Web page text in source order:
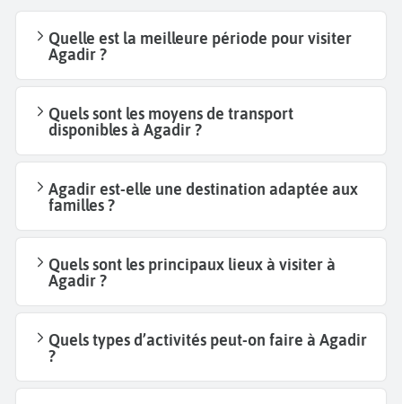
Quelle est la meilleure période pour visiter
Agadir ?
Quels sont les moyens de transport
disponibles à Agadir ?
Agadir est-elle une destination adaptée aux
familles ?
Quels sont les principaux lieux à visiter à
Agadir ?
Quels types d’activités peut-on faire à Agadir
?